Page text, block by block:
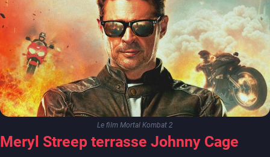
Le film Mortal Kombat 2
Meryl Streep terrasse Johnny Cage